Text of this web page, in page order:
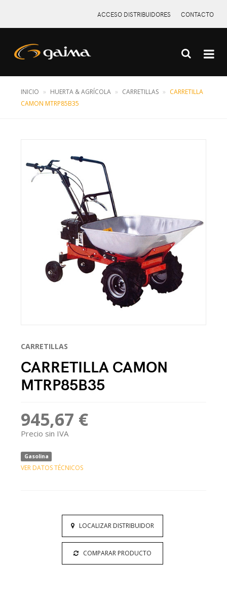
ACCESO DISTRIBUIDORES CONTACTO
INICIO HUERTA & AGRÍCOLA CARRETILLAS
CARRETILLA
CAMON MTRP85B35
CARRETILLAS
CARRETILLA CAMON
MTRP85B35
945,67 €
Precio sin IVA
Gasolina
VER DATOS TÉCNICOS
LOCALIZAR DISTRIBUIDOR
COMPARAR PRODUCTO